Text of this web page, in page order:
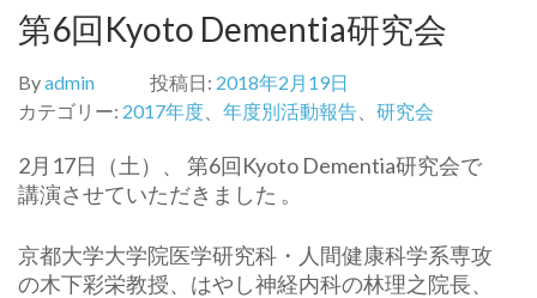
第6回Kyoto Dementia研究会
Byadmin 投稿日: 2018年2月19日
カテゴリー: 2017年度 年度別活動報告 研究会
2月17日（土）、 第6回Kyoto Dementia研究会で
講演させていただきました 。
京都大学大学院医学研究科・人間健康科学系専攻
の木下彩栄教授、はやし神経内科の林理之院長、